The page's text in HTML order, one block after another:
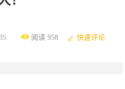
阅读 958 快速评论